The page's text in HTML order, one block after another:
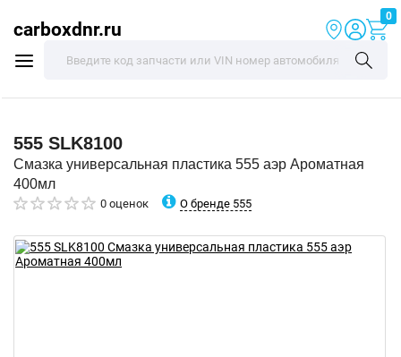
carboxdnr.ru
0
555 SLK8100
Смазка универсальная пластика 555 аэр Ароматная
400мл
0 оценок О бренде 555